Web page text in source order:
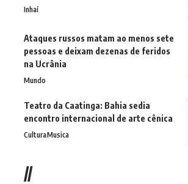
Inhaí
Ataques russos matam ao menos sete
pessoas e deixam dezenas de feridos
na Ucrânia
Mundo
Teatro da Caatinga: Bahia sedia
encontro internacional de arte cênica
CulturaMusica
//